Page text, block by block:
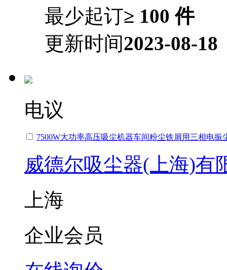
最少起订≥ 100 件
更新时间2023-08-18
电议
7500W大功率高压吸尘机器车间粉尘铁屑用三相电振
威德尔吸尘器(上海)有
上海
企业会员